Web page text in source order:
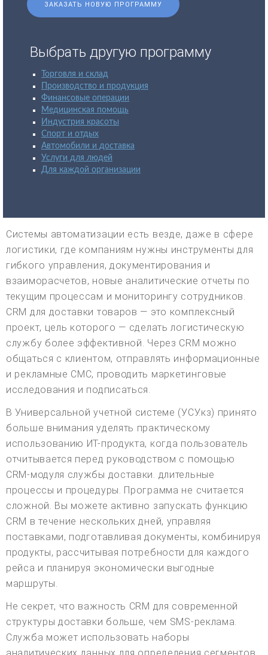
ЗАКАЗАТЬ НОВУЮ ПРОГРАММУ
Выбрать другую программу
Торговля и склад
Производство и продукция
Финансовые операции
Медицинская помощь
Индустрия красоты
Спорт и отдых
Автомобили и доставка
Услуги для людей
Для каждой организации
Системы автоматизации есть везде, даже в сфере
логистики, где компаниям нужны инструменты для
гибкого управления, документирования и
взаиморасчетов, новые аналитические отчеты по
текущим процессам и мониторингу сотрудников.
CRM для доставки товаров — это комплексный
проект, цель которого — сделать логистическую
службу более эффективной. Через CRM можно
общаться с клиентом, отправлять информационные
и рекламные СМС, проводить маркетинговые
исследования и подписаться.
В Универсальной учетной системе (УСУ.кз) принято
больше внимания уделять практическому
использованию ИТ-продукта, когда пользователь
отчитывается перед руководством с помощью
CRM-модуля службы доставки. длительные
процессы и процедуры. Программа не считается
сложной. Вы можете активно запускать функцию
CRM в течение нескольких дней, управляя
поставками, подготавливая документы, комбинируя
продукты, рассчитывая потребности для каждого
рейса и планируя экономически выгодные
маршруты.
Не секрет, что важность CRM для современной
структуры доставки больше, чем SMS-реклама.
Служба может использовать наборы